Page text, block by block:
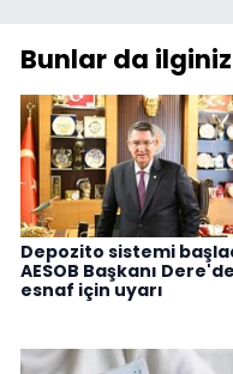
Bunlar da
Depozito sistemi
AESOB Başkanı
esnaf için uyarı